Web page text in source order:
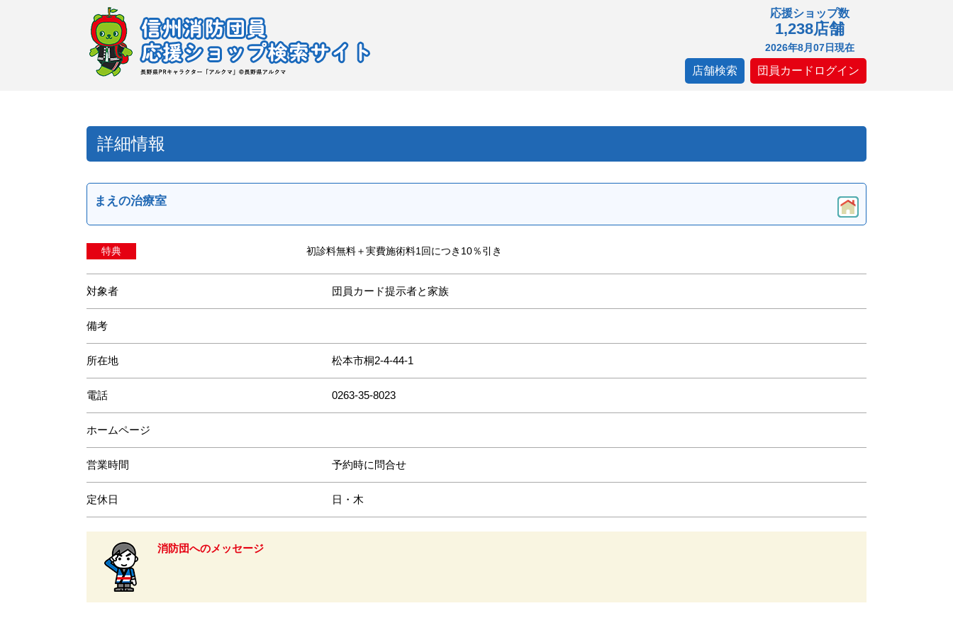
応援ショップ数
1,238店舗
2026年8月07日現在
店舗検索 団員カードログイン
詳細情報
まえの治療室
特典 初診料無料＋実費施術料1回につき10％引き
対象者 団員カード提示者と家族
備考
所在地 松本市桐2-4-44-1
電話 0263-35-8023
ホームページ
営業時間 予約時に問合せ
定休日 日・木
消防団へのメッセージ